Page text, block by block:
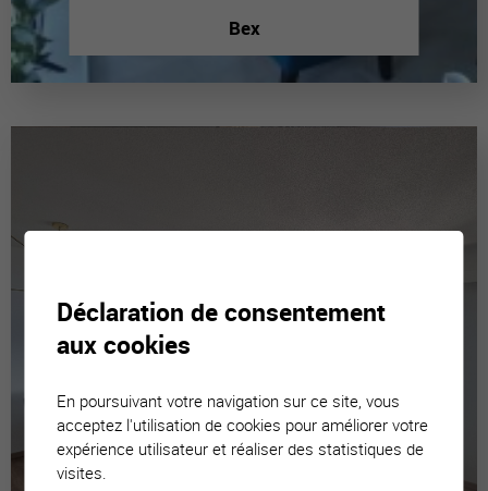
Bex
Déclaration de consentement
aux cookies
En poursuivant votre navigation sur ce site, vous
acceptez l'utilisation de cookies pour améliorer votre
expérience utilisateur et réaliser des statistiques de
visites.